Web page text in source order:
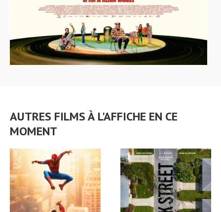
AUTRES FILMS À L'AFFICHE EN CE
MOMENT